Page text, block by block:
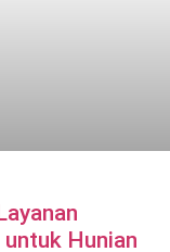
Hunian